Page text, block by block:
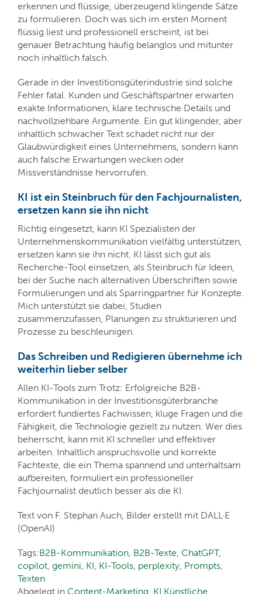
erkennen und flüssige, überzeugend klingende Sätze
zu formulieren. Doch was sich im ersten Moment
flüssig liest und professionell erscheint, ist bei
genauer Betrachtung häufig belanglos und mitunter
noch inhaltlich falsch.
Gerade in der Investitionsgüterindustrie sind solche
Fehler fatal. Kunden und Geschäftspartner erwarten
exakte Informationen, klare technische Details und
nachvollziehbare Argumente. Ein gut klingender, aber
inhaltlich schwacher Text schadet nicht nur der
Glaubwürdigkeit eines Unternehmens, sondern kann
auch falsche Erwartungen wecken oder
Missverständnisse hervorrufen.
KI ist ein Steinbruch für den Fachjournalisten,
ersetzen kann sie ihn nicht
Richtig eingesetzt, kann KI Spezialisten der
Unternehmenskommunikation vielfältig unterstützen,
ersetzen kann sie ihn nicht. KI lässt sich gut als
Recherche-Tool einsetzen, als Steinbruch für Ideen,
bei der Suche nach alternativen Überschriften sowie
Formulierungen und als Sparringpartner für Konzepte.
Mich unterstützt sie dabei, Studien
zusammenzufassen, Planungen zu strukturieren und
Prozesse zu beschleunigen.
Das Schreiben und Redigieren übernehme ich
weiterhin lieber selber
Allen KI-Tools zum Trotz: Erfolgreiche B2B-
Kommunikation in der Investitionsgüterbranche
erfordert fundiertes Fachwissen, kluge Fragen und die
Fähigkeit, die Technologie gezielt zu nutzen. Wer dies
beherrscht, kann mit KI schneller und effektiver
arbeiten. Inhaltlich anspruchsvolle und korrekte
Fachtexte, die ein Thema spannend und unterhaltsam
aufbereiten, formuliert ein professioneller
Fachjournalist deutlich besser als die KI.
Text von F. Stephan Auch, Bilder erstellt mit DALL·E
(OpenAI)
Tags:B2B-Kommunikation, B2B-Texte, ChatGPT,
copilot, gemini, KI, KI-Tools, perplexity, Prompts,
Texten
Abgelegt in Content-Marketing, KI Künstliche